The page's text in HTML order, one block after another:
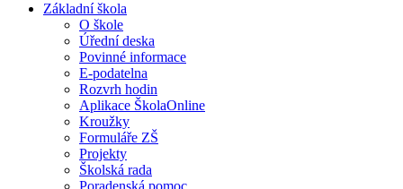
Základní škola
O škole
Úřední deska
Povinné informace
E-podatelna
Rozvrh hodin
Aplikace ŠkolaOnline
Kroužky
Formuláře ZŠ
Projekty
Školská rada
Poradenská pomoc